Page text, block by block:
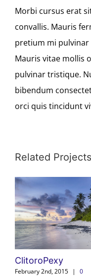
Morbi cursus erat
convallis. Mauris
pretium mi
Mauris vitae mollis
pulvinar tristique.
bibendum
orci quis tincidunt
Related Projects
ClitoroPexy
February 2nd, 2015 |
0